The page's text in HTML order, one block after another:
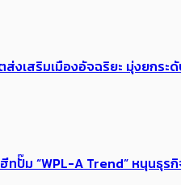
ส่งเสริมเมืองอัจฉริยะ มุ่งยกร
ทปั๊ม “WPL-A Trend” หนุนธุร